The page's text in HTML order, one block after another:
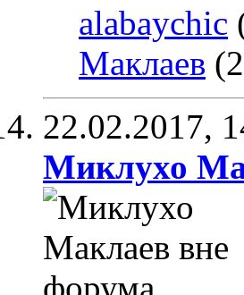
alabaychic
Маклаев
22.02.2017,
Миклухо